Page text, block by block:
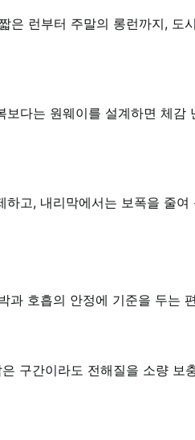
은 런부터 주말의 롱런까지, 도
다는 원웨이를 설계하면 체감
고, 내리막에서는 보폭을 줄여
과 호흡의 안정에 기준을 두는
구간이라도 전해질을 소량 보